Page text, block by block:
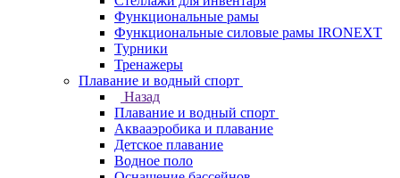
Функциональные рамы
Функциональные силовые рамы IRONEXT
Турники
Тренажеры
Плавание и водный спорт
Назад
Плавание и водный спорт
Аквааэробика и плавание
Детское плавание
Водное поло